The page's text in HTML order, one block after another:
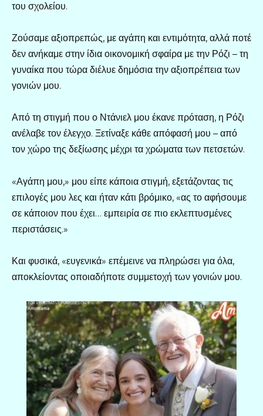
του σχολείου.
Ζούσαμε αξιοπρεπώς, με αγάπη και εντιμότητα, αλλά ποτέ
δεν ανήκαμε στην ίδια οικονομική σφαίρα με την Ρόζι – τη
γυναίκα που τώρα διέλυε δημόσια την αξιοπρέπεια των
γονιών μου.
Από τη στιγμή που ο Ντάνιελ μου έκανε πρόταση, η Ρόζι
ανέλαβε τον έλεγχο. Ξετίναξε κάθε απόφασή μου – από
τον χώρο της δεξίωσης μέχρι τα χρώματα των πετσετών.
«Αγάπη μου,» μου είπε κάποια στιγμή, εξετάζοντας τις
επιλογές μου λες και ήταν κάτι βρόμικο, «ας το αφήσουμε
σε κάποιον που έχει… εμπειρία σε πιο εκλεπτυσμένες
περιστάσεις.»
Και φυσικά, «ευγενικά» επέμεινε να πληρώσει για όλα,
αποκλείοντας οποιαδήποτε συμμετοχή των γονιών μου.